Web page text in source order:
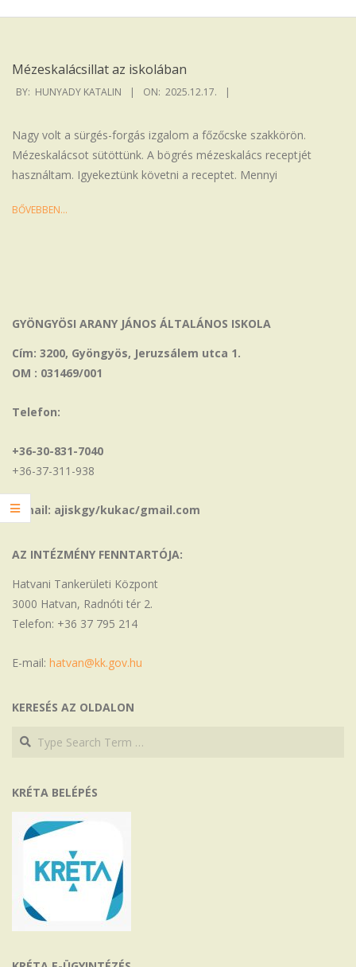
Iskola
Mézeskalácsillat az iskolában
2025-
BY: HUNYADY KATALIN ON: 2025.12.17.
Nagy volt a sürgés-forgás izgalom a főzőcske szakkörön.
Mézeskalácsot sütöttünk. A bögrés mézeskalács receptjét
használtam. Igyekeztünk követni a receptet. Mennyi
BŐVEBBEN…
GYÖNGYÖSI ARANY JÁNOS ÁLTALÁNOS ISKOLA
Cím: 3200, Gyöngyös, Jeruzsálem utca 1.
OM : 031469/001
Telefon:
+36-30-831-7040
+36-37-311-938
E-mail: ajiskgy/kukac/gmail.com
AZ INTÉZMÉNY FENNTARTÓJA:
Hatvani Tankerületi Központ
3000 Hatvan, Radnóti tér 2.
Telefon: +36 37 795 214
E-mail: hatvan@kk.gov.hu
KERESÉS AZ OLDALON
Search
Search
KRÉTA BELÉPÉS